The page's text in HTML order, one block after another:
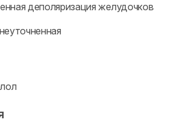
деполяризация желудочков